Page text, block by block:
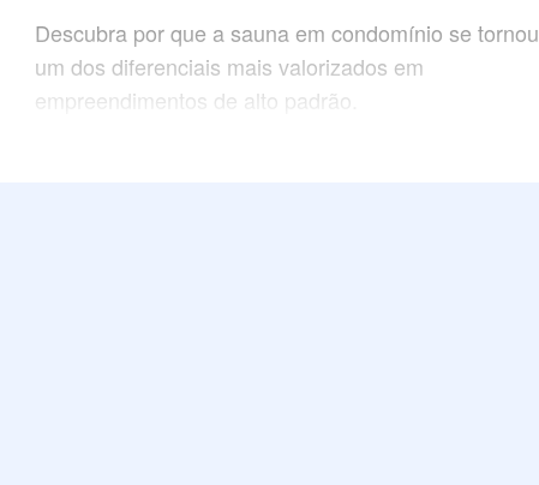
Descubra por que a sauna em condomínio se tornou
um dos diferenciais mais valorizados em
empreendimentos de alto padrão.